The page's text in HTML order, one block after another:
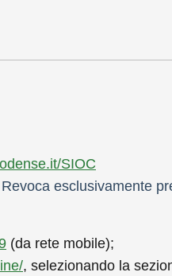
SIOC
esclusivamente
(da rete mobile);
, selezionando la